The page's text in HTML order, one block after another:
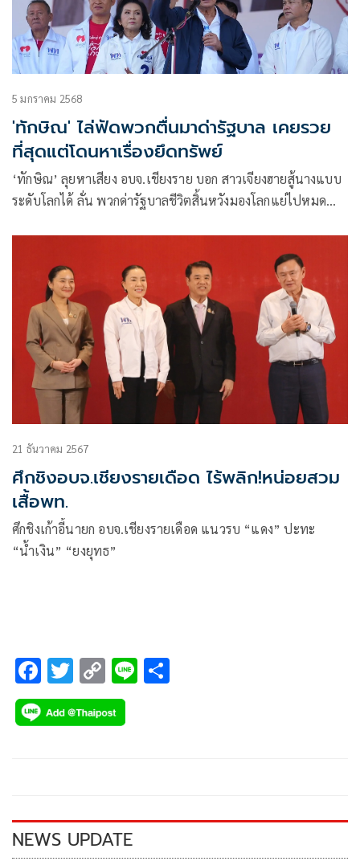
5 มกราคม 2568
'ทักษิณ' ไล่ฟัดพวกตื่นมาด่ารัฐบาล เคยรวย
ที่สุดแต่โดนหาเรื่องยึดทรัพย์
‘ทักษิณ’ ลุยหาเสียง อบจ.เชียงราย บอก สาวเจียงฮายสู้นางแบบ
ระดับโลกได้ ลั่น พวกด่ารัฐบาลชีวิตสิ้นหวังมองโลกแย่ไปหมด
โดนแกล้ง-ยึดทรัพย์
21 ธันวาคม 2567
ศึกชิงอบจ.เชียงรายเดือด ไร้พลิก!หน่อยสวม
เสื้อพท.
ศึกชิงเก้าอี้นายก อบจ.เชียงรายเดือด แนวรบ “แดง” ปะทะ
“น้ำเงิน” “ยงยุทธ”
F
ac
e
k
T
wi
tt
C
o
p
k
Li
NEWS UPDATE